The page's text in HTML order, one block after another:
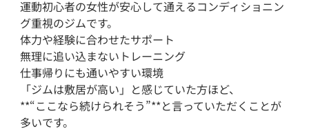
運動初心者の女性が安心して通えるコンディショニン
グ重視のジムです。
体力や経験に合わせたサポート
無理に追い込まないトレーニング
仕事帰りにも通いやすい環境
「ジムは敷居が高い」と感じていた方ほど、
**“ここなら続けられそう”**と言っていただくことが
多いです。